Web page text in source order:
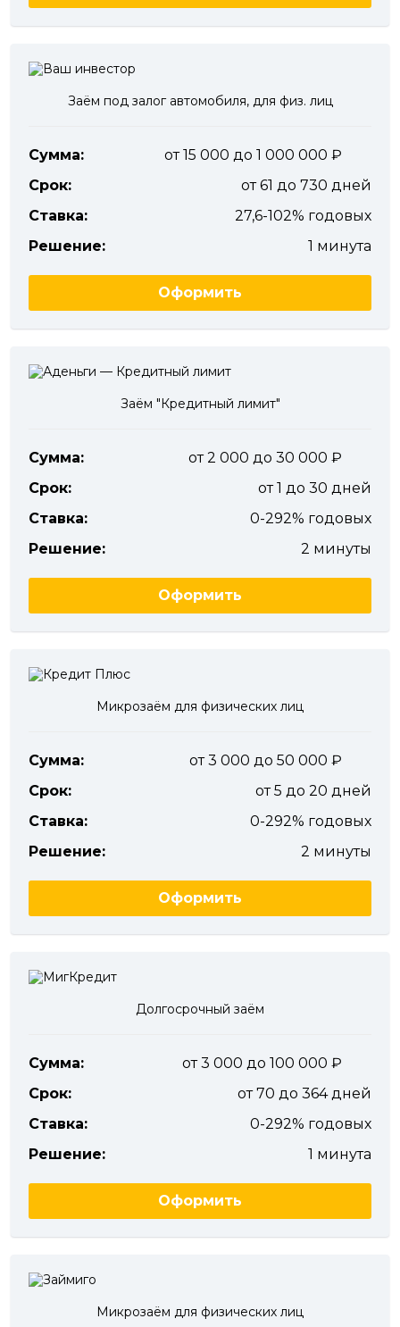
Заём под залог автомобиля, для физ. лиц
Сумма:
от 15 000 до 1 000 000
Срок:
от 61 до 730 дней
Ставка:
27,6-102% годовых
Решение:
1 минута
Оформить
Заём "Кредитный лимит"
Сумма:
от 2 000 до 30 000
Срок:
от 1 до 30 дней
Ставка:
0-292% годовых
Решение:
2 минуты
Оформить
Микрозаём для физических лиц
Сумма:
от 3 000 до 50 000
Срок:
от 5 до 20 дней
Ставка:
0-292% годовых
Решение:
2 минуты
Оформить
Долгосрочный заём
Сумма:
от 3 000 до 100 000
Срок:
от 70 до 364 дней
Ставка:
0-292% годовых
Решение:
1 минута
Оформить
Микрозаём для физических лиц